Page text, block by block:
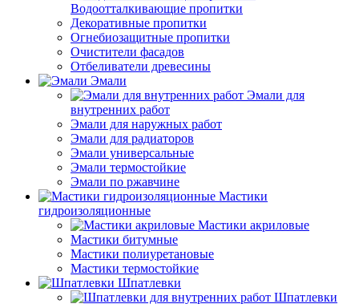
Водоотталкивающие пропитки
Декоративные пропитки
Огнебиозащитные пропитки
Очистители фасадов
Отбеливатели древесины
Эмали
Эмали для
внутренних работ
Эмали для наружных работ
Эмали для радиаторов
Эмали универсальные
Эмали термостойкие
Эмали по ржавчине
Мастики
гидроизоляционные
Мастики акриловые
Мастики битумные
Мастики полиуретановые
Мастики термостойкие
Шпатлевки
Шпатлевки